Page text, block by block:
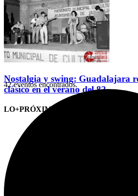
Nostalgia y swing: Guadalajara
clásico en el verano del 82
LO+PRÓXIMO (CITAS)
42 eventos encontrados.